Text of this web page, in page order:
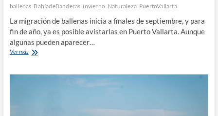
ballenas BahíadeBanderas invierno Naturaleza PuertoVallarta
La migración de ballenas inicia a finales de septiembre, y para
fin de año, ya es posible avistarlas en Puerto Vallarta. Aunque
algunas pueden aparecer…
Ver másAvistamiento
este